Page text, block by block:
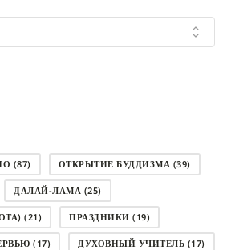
(87) ОТКРЫТИЕ БУДДИЗМА (39)
ДАЛАЙ-ЛАМА (25)
(21) ПРАЗДНИКИ (19)
(17) ДУХОВНЫЙ УЧИТЕЛЬ (17)